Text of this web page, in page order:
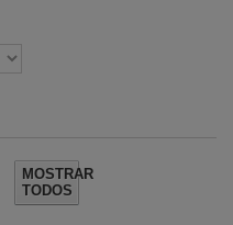
MOSTRAR
TODOS